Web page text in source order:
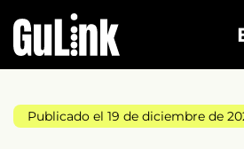
Publicado el 19 de diciembre de